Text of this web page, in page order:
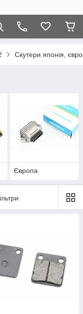
Скутери японія,
Європа